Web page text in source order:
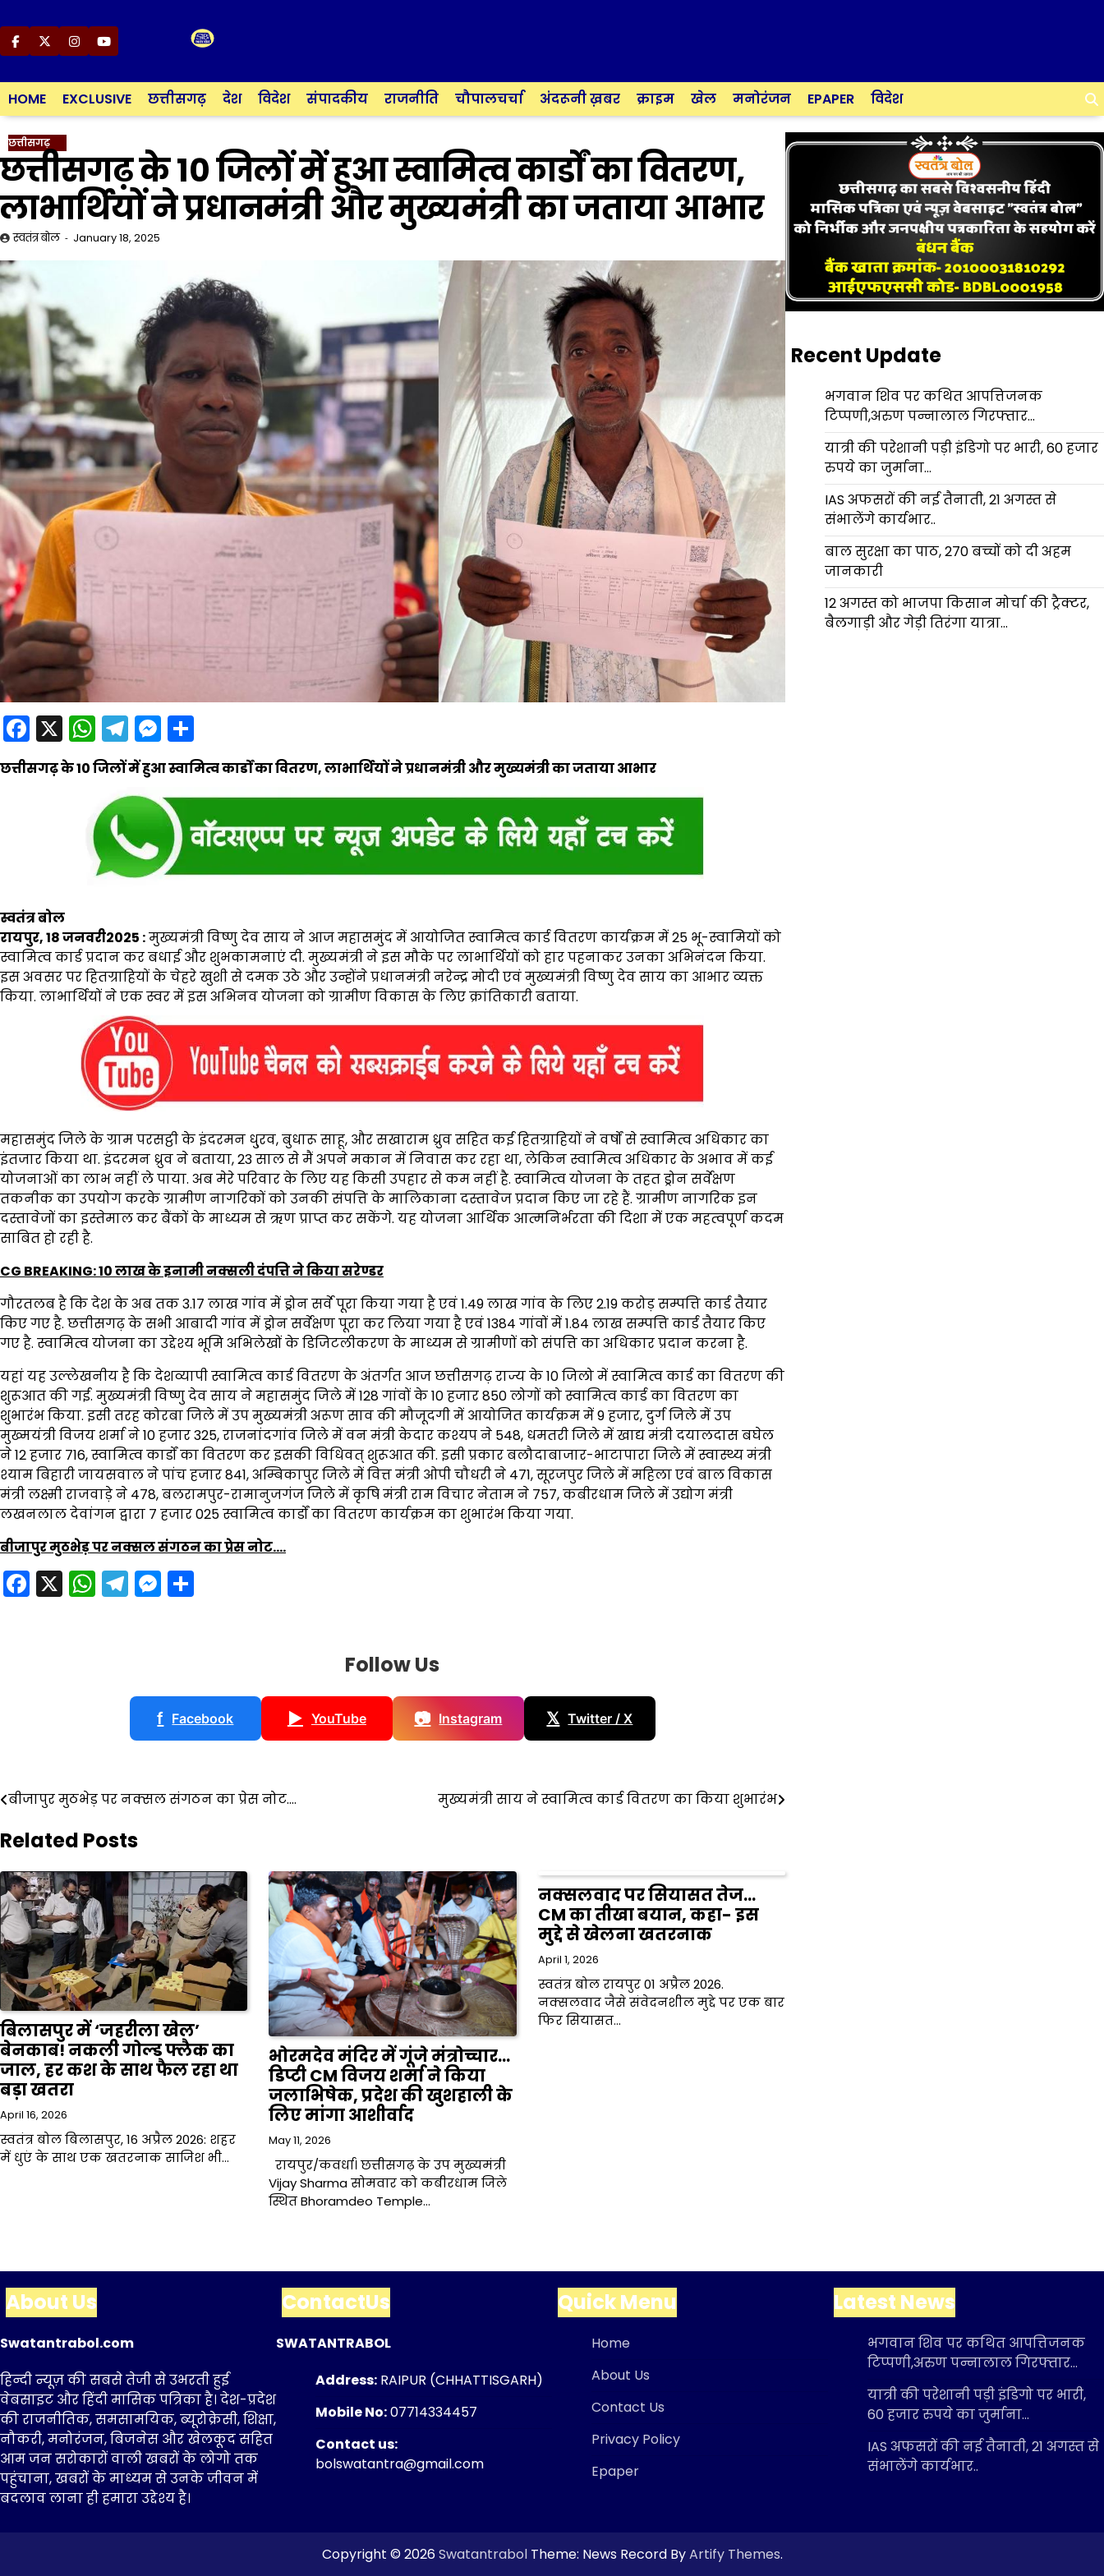
to
content
Facebook
TwitterInstagram
YouTube
HOME EXCLUSIVE छत्तीसगढ़ देश विदेश संपादकीय राजनीति चौपालचर्चा अंदरूनी ख़बर क्राइम खेल मनोरंजन EPAPER विदेश
छत्तीसगढ़
छत्तीसगढ़ के 10 जिलों में हुआ स्वामित्व कार्डों का वितरण,
लाभार्थियों ने प्रधानमंत्री और मुख्यमंत्री का जताया आभार
स्वतंत्र बोल January 18, 2025
Facebook
X WhatsApp
Telegram
Messenger
छत्तीसगढ़ के 10 जिलों में हुआ स्वामित्व कार्डों का वितरण, लाभार्थियों ने प्रधानमंत्री और मुख्यमंत्री का जताया आभार
स्वतंत्र बोल
रायपुर, 18 जनवरी2025 :मुख्यमंत्री विष्णु देव साय ने आज महासमुंद में आयोजित स्वामित्व कार्ड वितरण कार्यक्रम में 25 भू-स्वामियों को
स्वामित्व कार्ड प्रदान कर बधाई और शुभकामनाएं दी. मुख्यमंत्री ने इस मौके पर लाभार्थियों को हार पहनाकर उनका अभिनंदन किया.
इस अवसर पर हितग्राहियों के चेहरे खुशी से दमक उठे और उन्होंने प्रधानमंत्री नरेन्द्र मोदी एवं मुख्यमंत्री विष्णु देव साय का आभार व्यक्त
किया. लाभार्थियों ने एक स्वर में इस अभिनव योजना को ग्रामीण विकास के लिए क्रांतिकारी बताया.
महासमुंद जिले के ग्राम परसट्ठी के इंदरमन धु्रव, बुधारू साहू, और सखाराम ध्रुव सहित कई हितग्राहियों ने वर्षों से स्वामित्व अधिकार का
इंतजार किया था. इंदरमन ध्रुव ने बताया, 23 साल से मैं अपने मकान में निवास कर रहा था, लेकिन स्वामित्व अधिकार के अभाव में कई
योजनाओं का लाभ नहीं ले पाया. अब मेरे परिवार के लिए यह किसी उपहार से कम नहीं है. स्वामित्व योजना के तहत ड्रोन सर्वेक्षण
तकनीक का उपयोग करके ग्रामीण नागरिकों को उनकी संपत्ति के मालिकाना दस्तावेज प्रदान किए जा रहे हैं. ग्रामीण नागरिक इन
दस्तावेजों का इस्तेमाल कर बैंकों के माध्यम से ऋण प्राप्त कर सकेंगे. यह योजना आर्थिक आत्मनिर्भरता की दिशा में एक महत्वपूर्ण कदम
साबित हो रही है.
CG BREAKING: 10 लाख के इनामी नक्सली दंपत्ति ने किया सरेण्डर
गौरतलब है कि देश के अब तक 3.17 लाख गांव में ड्रोन सर्वे पूरा किया गया है एवं 1.49 लाख गांव के लिए 2.19 करोड़ सम्पत्ति कार्ड तैयार
किए गए है. छत्तीसगढ़ के सभी आबादी गांव में ड्रोन सर्वेक्षण पूरा कर लिया गया है एवं 1384 गांवों में 1.84 लाख सम्पत्ति कार्ड तैयार किए
गए है. स्वामित्व योजना का उद्देश्य भूमि अभिलेखों के डिजिटलीकरण के माध्यम से ग्रामीणों को संपत्ति का अधिकार प्रदान करना है.
यहां यह उल्लेखनीय है कि देशव्यापी स्वामित्व कार्ड वितरण के अंतर्गत आज छत्तीसगढ़ राज्य के 10 जिलो में स्वामित्व कार्ड का वितरण की
शुरूआत की गई. मुख्यमंत्री विष्णु देव साय ने महासमुंद जिले में 128 गांवों के 10 हजार 850 लोगों को स्वामित्व कार्ड का वितरण का
शुभारंभ किया. इसी तरह कोरबा जिले में उप मुख्यमंत्री अरूण साव की मौजूदगी में आयोजित कार्यक्रम में 9 हजार, दुर्ग जिले में उप
मुख्मयंत्री विजय शर्मा ने 10 हजार 325, राजनांदगांव जिले में वन मंत्री केदार कश्यप ने 548, धमतरी जिले में खाद्य मंत्री दयालदास बघेल
ने 12 हजार 716, स्वामित्व कार्डों का वितरण कर इसकी विधिवत् शुरूआत की. इसी प्रकार बलौदाबाजार-भाटापारा जिले में स्वास्थ्य मंत्री
श्याम बिहारी जायसवाल ने पांच हजार 841, अम्बिकापुर जिले में वित्त मंत्री ओपी चौधरी ने 471, सूरजपुर जिले में महिला एवं बाल विकास
मंत्री लक्ष्मी राजवाड़े ने 478, बलरामपुर-रामानुजगंज जिले में कृषि मंत्री राम विचार नेताम ने 757, कबीरधाम जिले में उद्योग मंत्री
लखनलाल देवांगन द्वारा 7 हजार 025 स्वामित्व कार्डों का वितरण कार्यक्रम का शुभारंभ किया गया.
बीजापुर मुठभेड़ पर नक्सल संगठन का प्रेस नोट….
Facebook
X WhatsApp
Telegram
Messenger
Follow Us
f Facebook ▶ YouTube 📷 Instagram 𝕏 Twitter / X
Post
navigation
बीजापुर मुठभेड़ पर नक्सल संगठन का प्रेस नोट…. मुख्यमंत्री साय ने स्वामित्व कार्ड वितरण का किया शुभारंभ
Related Posts
बिलासपुर में ‘जहरीला खेल’
बेनकाब! नकली गोल्ड फ्लैक का
जाल, हर कश के साथ फैल रहा था
बड़ा खतरा
April 16, 2026
स्वतंत्र बोल बिलासपुर, 16 अप्रैल 2026: शहर
में धुएं के साथ एक खतरनाक साजिश भी…
भोरमदेव मंदिर में गूंजे मंत्रोच्चार…
डिप्टी CM विजय शर्मा ने किया
जलाभिषेक, प्रदेश की खुशहाली के
लिए मांगा आशीर्वाद
May 11, 2026
रायपुर/कवर्धा। छत्तीसगढ़ के उप मुख्यमंत्री
Vijay Sharma सोमवार को कबीरधाम जिले
स्थित Bhoramdeo Temple…
नक्सलवाद पर सियासत तेज…
CM का तीखा बयान, कहा- इस
मुद्दे से खेलना खतरनाक
April 1, 2026
स्वतंत्र बोल रायपुर 01 अप्रैल 2026.
नक्सलवाद जैसे संवेदनशील मुद्दे पर एक बार
फिर सियासत…
Recent Update
भगवान शिव पर कथित आपत्तिजनक
टिप्पणी,अरुण पन्नालाल गिरफ्तार…
यात्री की परेशानी पड़ी इंडिगो पर भारी, 60 हजार
रुपये का जुर्माना…
IAS अफसरों की नई तैनाती, 21 अगस्त से
संभालेंगे कार्यभार..
बाल सुरक्षा का पाठ, 270 बच्चों को दी अहम
जानकारी
12 अगस्त को भाजपा किसान मोर्चा की ट्रैक्टर,
बैलगाड़ी और गेड़ी तिरंगा यात्रा…
About Us
Swatantrabol.com
हिन्दी न्यूज़ की सबसे तेजी से उभरती हुई
वेबसाइट और हिंदी मासिक पत्रिका है। देश-प्रदेश
की राजनीतिक, समसामयिक, ब्यूरोक्रेसी, शिक्षा,
नौकरी, मनोरंजन, बिजनेस और खेलकूद सहित
आम जन सरोकारों वाली खबरों के लोगो तक
पहुंचाना, खबरों के माध्यम से उनके जीवन में
बदलाव लाना ही हमारा उद्देश्य है।
ContactUs
SWATANTRABOL
Address: RAIPUR (CHHATTISGARH)
Mobile No:07714334457
Contact us:
bolswatantra@gmail.com
Quick Menu
Home
About Us
Contact Us
Privacy Policy
Epaper
Latest News
भगवान शिव पर कथित आपत्तिजनक
टिप्पणी,अरुण पन्नालाल गिरफ्तार…
यात्री की परेशानी पड़ी इंडिगो पर भारी,
60 हजार रुपये का जुर्माना…
IAS अफसरों की नई तैनाती, 21 अगस्त से
संभालेंगे कार्यभार..
Copyright © 2026 SwatantrabolTheme: News Record ByArtify Themes.